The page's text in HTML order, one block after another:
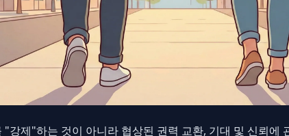
"강제"하는 것이 아니라 협상된 권력 교환, 기대 및 신뢰에